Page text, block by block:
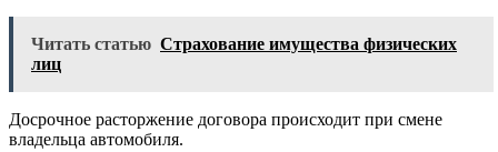
Читать статью Страхование имущества физических
лиц
Досрочное расторжение договора происходит при смене
владельца автомобиля.